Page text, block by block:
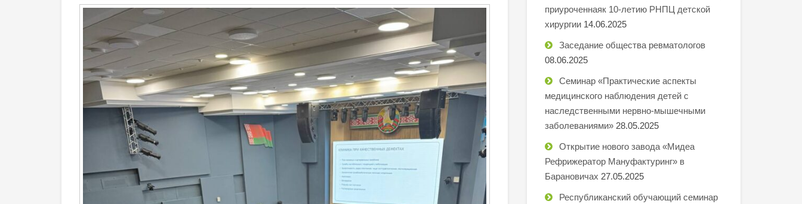
приуроченнаяк 10-летию РНПЦ детской
хирургии 14.06.2025
Заседание общества ревматологов
08.06.2025
Семинар «Практические аспекты
медицинского наблюдения детей с
наследственными нервно-мышечными
заболеваниями» 28.05.2025
Открытие нового завода «Мидеа
Рефрижератор Мануфактуринг» в
Барановичах 27.05.2025
Республиканский обучающий семинар